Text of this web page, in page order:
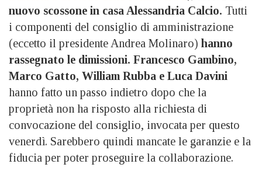
nuovo scossone in casa Alessandria Calcio. Tutti
i componenti del consiglio di amministrazione
(eccetto il presidente Andrea Molinaro) hanno
rassegnato le dimissioni. Francesco Gambino,
Marco Gatto, William Rubba e Luca Davini
hanno fatto un passo indietro dopo che la
proprietà non ha risposto alla richiesta di
convocazione del consiglio, invocata per questo
venerdì. Sarebbero quindi mancate le garanzie e la
fiducia per poter proseguire la collaborazione.